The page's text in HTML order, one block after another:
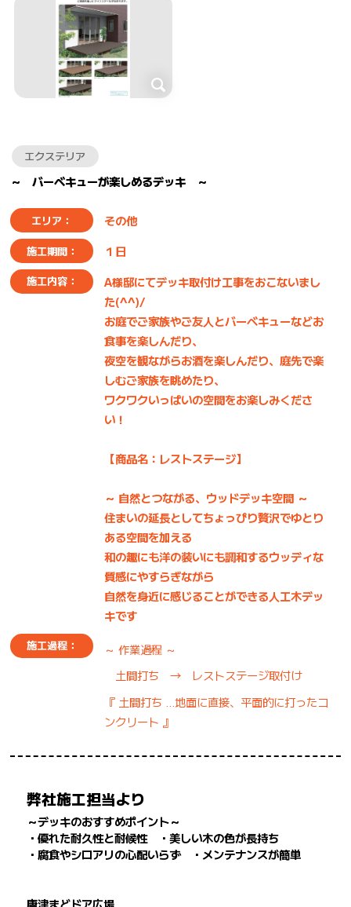
エクステリア
～ バーベキューが楽しめるデッキ ～
エリア： その他
施工期間： １日
施工内容：
A様邸にてデッキ取付け工事をおこないまし
た(^^)/
お庭でご家族やご友人とバーベキューなどお
食事を楽しんだり、
夜空を観ながらお酒を楽しんだり、庭先で楽
しむご家族を眺めたり、
ワクワクいっぱいの空間をお楽しみくださ
い！
【商品名：レストステージ】
～ 自然とつながる、ウッドデッキ空間 ～
住まいの延長としてちょっぴり贅沢でゆとり
ある空間を加える
和の趣にも洋の装いにも調和するウッディな
質感にやすらぎながら
自然を身近に感じることができる人工木デッ
キです
施工過程：
～ 作業過程 ～
土間打ち → レストステージ取付け
『 土間打ち …地面に直接、平面的に打ったコ
ンクリート 』
弊社施工担当より
～デッキのおすすめポイント～
・優れた耐久性と耐候性 ・美しい木の色が長持ち
・腐食やシロアリの心配いらず ・メンテナンスが簡単
唐津まどドア広場